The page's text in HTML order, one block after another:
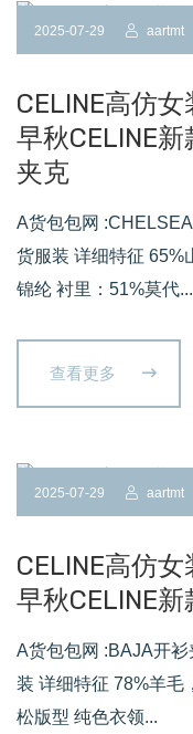
2025-07-29 aartmt
CELINE高仿
早秋CELINE
夹克
A货包包网
货服装 详细特征 65%
锦纶 衬里：51%莫代...
查看更多
2025-07-29 aartmt
CELINE高仿
早秋CELINE
A货包包网 :BAJA开
装 详细特征 78%羊毛
松版型 纯色衣领...